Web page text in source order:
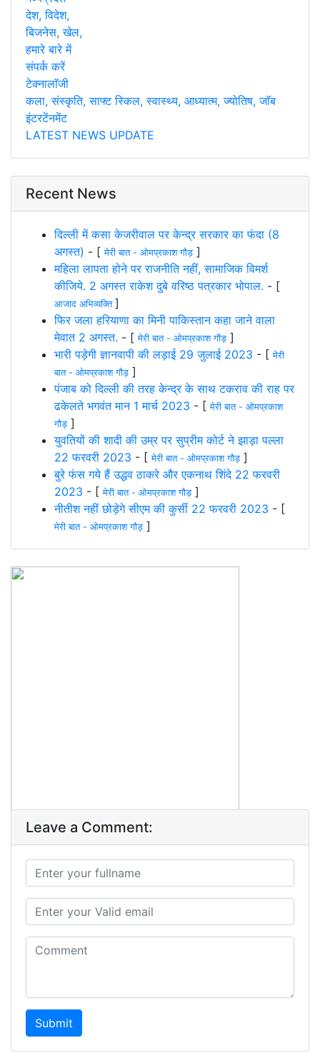
देश, विदेश,
बिजनेस, खेल,
हमारे बारे में
संपर्क करें
टेक्नालाॅजी
कला, संस्कृति, साफ्ट स्किल, स्वास्थ्य, आध्यात्म, ज्योतिष, जाॅब
इंटरटेंनमेंट
LATEST NEWS UPDATE
Recent News
दिल्ली में कसा केजरीवाल पर केन्द्र सरकार का फंदा (8
अगस्त) - [मेरी बात - ओमप्रकाश गौड़ ]
महिला लापता होने पर राजनीति नहीं, सामाजिक विमर्श
कीजिये. 2 अगस्त राकेश दुबे वरिष्ठ पत्रकार भोपाल. - [
आजाद अभिव्यक्ति ]
फिर जला हरियाणा का मिनी पाकिस्तान कहा जाने वाला
मेवात 2 अगस्त. - [मेरी बात - ओमप्रकाश गौड़ ]
भारी पड़ेगी ज्ञानवापी की लड़ाई 29 जुलाई 2023 - [मेरी
बात - ओमप्रकाश गौड़ ]
पंजाब को दिल्ली की तरह केन्द्र के साथ टकराव की राह पर
ढकेलते भगवंत मान 1 मार्च 2023 - [मेरी बात - ओमप्रकाश
गौड़ ]
युवतियों की शादी की उम्र पर सुप्रीम कोर्ट ने झाड़ा पल्ला
22 फरवरी 2023 - [मेरी बात - ओमप्रकाश गौड़ ]
बुरे फंस गये हैं उद्धव ठाकरे और एकनाथ शिंदे 22 फरवरी
2023 - [मेरी बात - ओमप्रकाश गौड़ ]
नीतीश नहीं छोड़ेगे सीएम की कुर्सी 22 फरवरी 2023 - [
मेरी बात - ओमप्रकाश गौड़ ]
Leave a Comment:
Submit